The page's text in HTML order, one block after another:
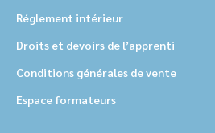
Réglement intérieur
Droits et devoirs de l’apprenti
Conditions générales de vente
Espace formateurs